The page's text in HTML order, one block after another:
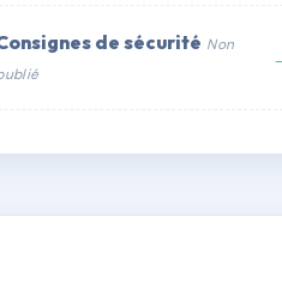
de sécurité Non